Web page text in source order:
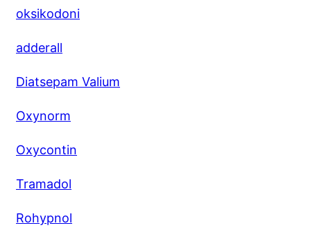
oksikodoni
adderall
Diatsepam Valium
Oxynorm
Oxycontin
Tramadol
Rohypnol